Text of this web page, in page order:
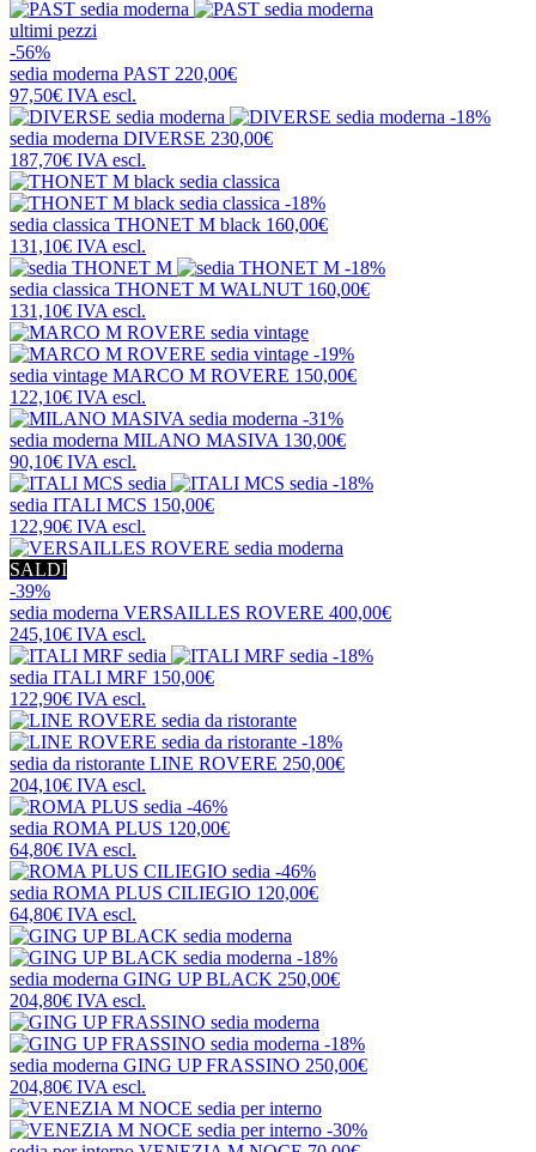
ultimi pezzi
-56%
sedia moderna PAST 220,00€
97,50€ IVA escl.
-18%
sedia moderna DIVERSE 230,00€
187,70€ IVA escl.
-18%
sedia classica THONET M black 160,00€
131,10€ IVA escl.
-18%
sedia classica THONET M WALNUT 160,00€
131,10€ IVA escl.
-19%
sedia vintage MARCO M ROVERE 150,00€
122,10€ IVA escl.
-31%
sedia moderna MILANO MASIVA 130,00€
90,10€ IVA escl.
-18%
sedia ITALI MCS 150,00€
122,90€ IVA escl.
SALDI
-39%
sedia moderna VERSAILLES ROVERE 400,00€
245,10€ IVA escl.
-18%
sedia ITALI MRF 150,00€
122,90€ IVA escl.
-18%
sedia da ristorante LINE ROVERE 250,00€
204,10€ IVA escl.
-46%
sedia ROMA PLUS 120,00€
64,80€ IVA escl.
-46%
sedia ROMA PLUS CILIEGIO 120,00€
64,80€ IVA escl.
-18%
sedia moderna GING UP BLACK 250,00€
204,80€ IVA escl.
-18%
sedia moderna GING UP FRASSINO 250,00€
204,80€ IVA escl.
-30%